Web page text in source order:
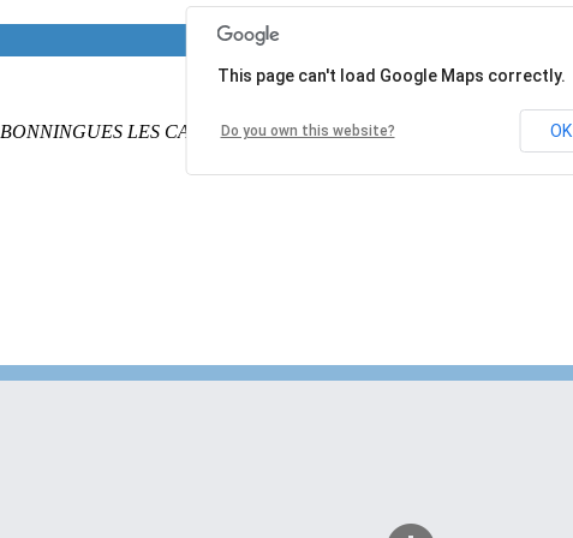
BONNINGUES LES CALAISPAS DE CALAIS62340
This page can't load Google Maps correctly.
Do you own this website? OK